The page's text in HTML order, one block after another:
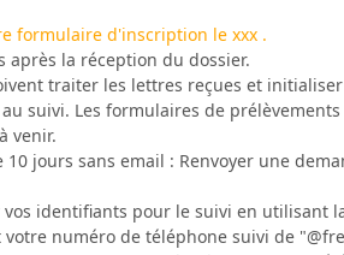
formulaire d'inscription le xxx .
après la réception du dossier.
traiter les lettres reçues et
suivi. Les formulaires de
venir.
10 jours sans email : Renvoyer une
vos identifiants pour le suivi en utilisant
numéro de téléphone suivi de